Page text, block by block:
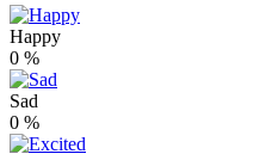
Happy
0 %
Sad
0 %